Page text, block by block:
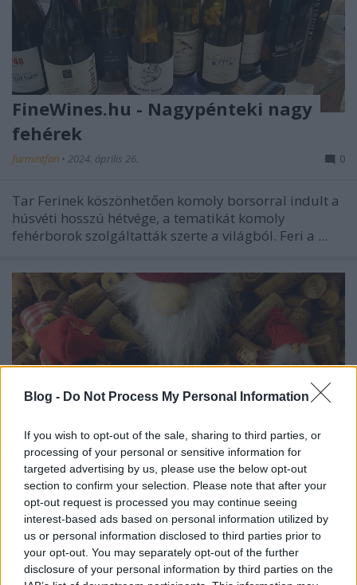
Blog - Do Not Process My Personal Information
If you wish to opt-out of the sale, sharing to third parties, or
processing of your personal or sensitive information for
targeted advertising by us, please use the below opt-out
section to confirm your selection. Please note that after your
opt-out request is processed you may continue seeing
interest-based ads based on personal information utilized by
us or personal information disclosed to third parties prior to
your opt-out. You may separately opt-out of the further
disclosure of your personal information by third parties on the
FineWines.hu - Nagypénteki nagy
fehérek
furmintfan • 2024. április 26. 0
Tar Ferinek köszönhetően komoly borsorral indult a
húsvéti hosszú hétvége, a tematikát komoly
fehérborok szolgáltatták szerte a világból. Feri a ...
Ünnepi egyveleg 2023/2
furmintfan•2023. december 31.